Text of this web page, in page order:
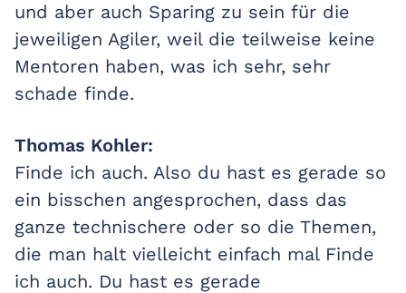
und aber auch Sparing zu sein für die
jeweiligen Agiler, weil die teilweise keine
Mentoren haben, was ich sehr, sehr
schade finde.
Thomas Kohler:
Finde ich auch. Also du hast es gerade so
ein bisschen angesprochen, dass das
ganze technischere oder so die Themen,
die man halt vielleicht einfach mal Finde
ich auch. Du hast es gerade